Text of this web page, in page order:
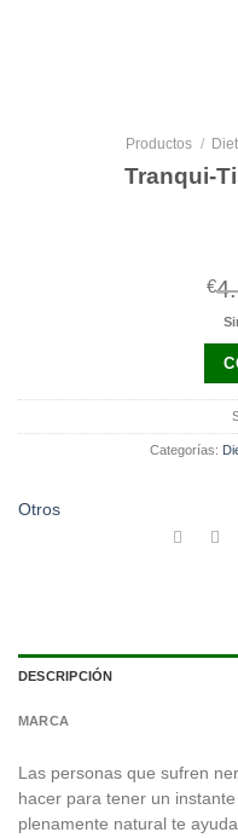
Productos /
Tranqui-
€
Categorías:
Otros
DESCRIPCIÓN
MARCA
Las personas que sufren
hacer para tener un
plenamente natural te